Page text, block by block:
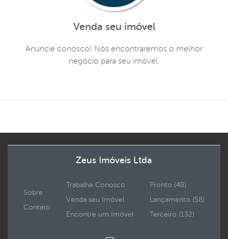
Venda seu imóvel
Anuncie conosco! Nós encontraremos o melhor
negócio para seu imóvel.
Zeus Imóveis Ltda
Sobre
Contato
Trabalhe Conosco
Venda seu Imóvel
Encontre um Imóvel
Pronto (48)
Lançamento (58)
Terceiro (132)